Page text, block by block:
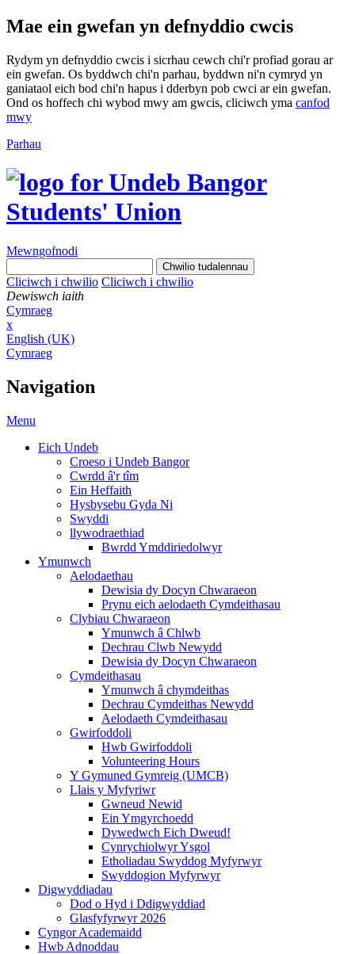
Mae ein gwefan yn defnyddio cwcis
Rydym yn defnyddio cwcis i sicrhau cewch chi'r profiad gorau ar
ein gwefan. Os byddwch chi'n parhau, byddwn ni'n cymryd yn
ganiataol eich bod chi'n hapus i dderbyn pob cwci ar ein gwefan.
Ond os hoffech chi wybod mwy am gwcis, cliciwch yma canfod
mwy
Parhau
Mewngofnodi
Cliciwch i chwilio Cliciwch i chwilio
Dewiswch iaith
Cymraeg
x
English (UK)
Cymraeg
Navigation
Menu
Eich Undeb
Croeso i Undeb Bangor
Cwrdd â'r tîm
Ein Heffaith
Hysbysebu Gyda Ni
Swyddi
llywodraethiad
Bwrdd Ymddiriedolwyr
Ymunwch
Aelodaethau
Dewisia dy Docyn Chwaraeon
Prynu eich aelodaeth Cymdeithasau
Clybiau Chwaraeon
Ymunwch â Chlwb
Dechrau Clwb Newydd
Dewisia dy Docyn Chwaraeon
Cymdeithasau
Ymunwch â chymdeithas
Dechrau Cymdeithas Newydd
Aelodaeth Cymdeithasau
Gwirfoddoli
Hwb Gwirfoddoli
Volunteering Hours
Y Gymuned Gymreig (UMCB)
Llais y Myfyriwr
Gwneud Newid
Ein Ymgyrchoedd
Dywedwch Eich Dweud!
Cynrychiolwyr Ysgol
Etholiadau Swyddog Myfyrwyr
Swyddogion Myfyrwyr
Digwyddiadau
Dod o Hyd i Ddigwyddiad
Glasfyfyrwyr 2026
Cyngor Academaidd
Hwb Adnoddau